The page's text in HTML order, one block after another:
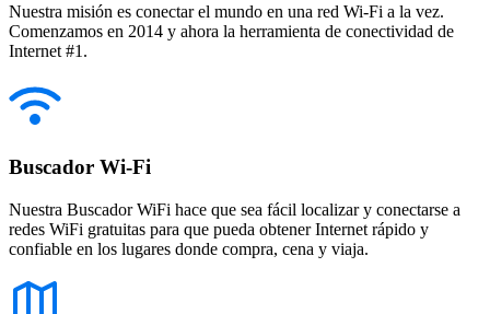
Nuestra misión es conectar el mundo en una red Wi-Fi a la vez.
Comenzamos en 2014 y ahora la herramienta de conectividad de
Internet #1.
Buscador Wi-Fi
Nuestra Buscador WiFi hace que sea fácil localizar y conectarse a
redes WiFi gratuitas para que pueda obtener Internet rápido y
confiable en los lugares donde compra, cena y viaja.